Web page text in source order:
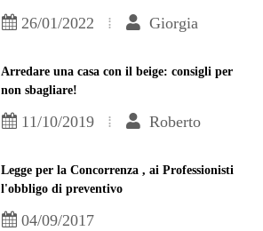
26/01/2022 Giorgia
Arredare una casa con il beige: consigli per
non sbagliare!
11/10/2019 Roberto
Legge per la Concorrenza , ai Professionisti
l'obbligo di preventivo
04/09/2017